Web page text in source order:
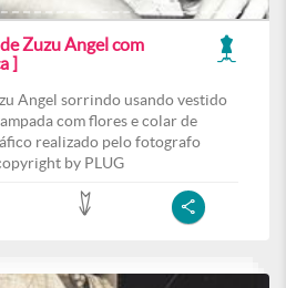
Zuzu Angel com
]
Angel sorrindo usando vestido
com flores e colar de
realizado pelo fotografo
by PLUG